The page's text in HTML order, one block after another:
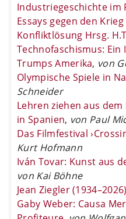
Industriegeschichte im
Essays gegen den
Konfliktlösung Hrsg.
Technofaschismus:
Trumps Amerika, von
Olympische Spiele in
Schneider
Lehren ziehen aus
in Spanien, von Paul
Das Filmfestival
Kurt Hofmann
Iván Tovar: Kunst aus
von Kai Böhne
Jean Ziegler (1934–2026)
Gaby Weber: Causa